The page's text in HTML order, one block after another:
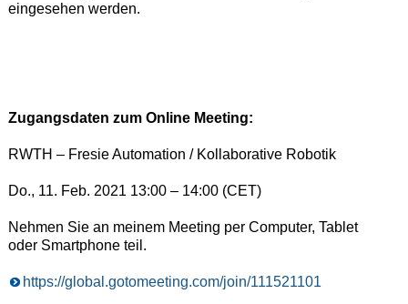
eingesehen werden.
Zugangsdaten zum Online Meeting:
RWTH – Fresie Automation / Kollaborative Robotik
Do., 11. Feb. 2021 13:00 – 14:00 (CET)
Nehmen Sie an meinem Meeting per Computer, Tablet
oder Smartphone teil.
https://global.gotomeeting.com/join/111521101